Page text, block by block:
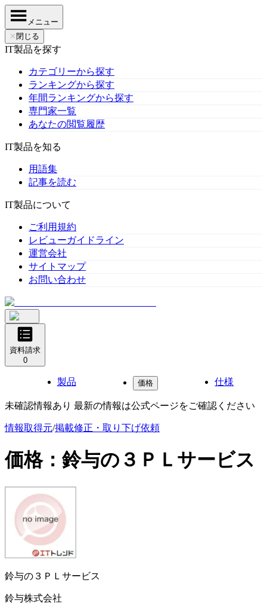
メニュー
✕ 閉じる
IT製品を探す
カテゴリーから探す
ランキングから探す
年間ランキングから探す
専門家一覧
あなたの閲覧履歴
IT製品を知る
用語集
記事を読む
IT製品について
ご利用規約
レビューガイドライン
運営会社
サイトマップ
お問い合わせ
資料請求
0
製品 価格 仕様
未確認情報あり 最新の情報は公式ページをご確認ください
情報取得元/掲載修正・取り下げ依頼
価格： 鈴与の３ＰＬサービス
鈴与の３ＰＬサービス
鈴与株式会社